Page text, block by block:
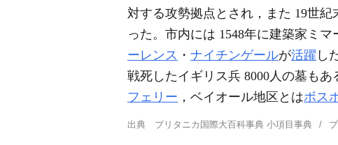
対する攻勢拠点とされ，また 19世紀
った。市内には 1548年に建築家ミマ
ーレンス ・ ナイチンゲールが活躍 し
戦死したイギリス兵 8000人の墓もあ
フェリー ，ベイオール地区とはボス
出典 ブリタニカ国際大百科事典 小項目事典